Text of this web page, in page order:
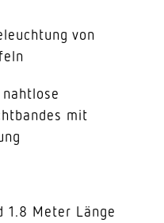
von
mit
1.8 Meter Länge